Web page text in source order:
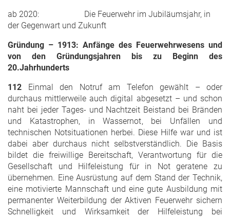
ab 2020: Die Feuerwehr im Jubiläumsjahr, in
der Gegenwart und Zukunft
Gründung – 1913: Anfänge des Feuerwehrwesens und
von den Gründungsjahren bis zu Beginn des
20.Jahrhunderts
112 Einmal den Notruf am Telefon gewählt – oder
durchaus mittlerweile auch digital abgesetzt – und schon
naht bei jeder Tages- und Nachtzeit Beistand bei Bränden
und Katastrophen, in Wassernot, bei Unfällen und
technischen Notsituationen herbei. Diese Hilfe war und ist
dabei aber durchaus nicht selbstverständlich. Die Basis
bildet die freiwillige Bereitschaft, Verantwortung für die
Gesellschaft und Hilfeleistung für in Not geratene zu
übernehmen. Eine Ausrüstung auf dem Stand der Technik,
eine motivierte Mannschaft und eine gute Ausbildung mit
permanenter Weiterbildung der Aktiven Feuerwehr sichern
Schnelligkeit und Wirksamkeit der Hilfeleistung bei